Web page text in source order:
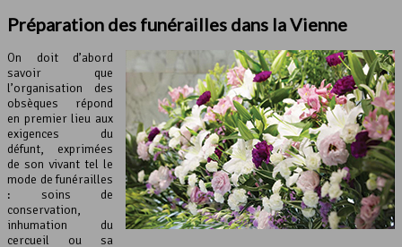
Préparation des funérailles dans laVienne
On doit d’abord
savoir que
l’organisation des
obsèques répond
en premier lieu aux
exigences du
défunt, exprimées
de son vivant tel le
mode de funérailles
: soins de
conservation,
inhumation du
cercueil ou sa